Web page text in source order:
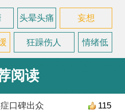
头晕头痛 妄想
狂躁伤人 情绪低
阅读
115
口碑出众